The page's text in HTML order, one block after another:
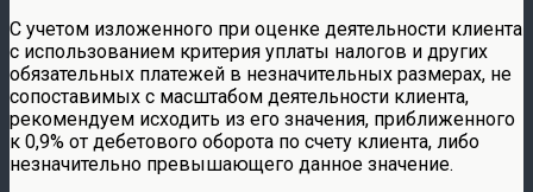
С учетом изложенного при оценке деятельности клиента
с использованием критерия уплаты налогов и других
обязательных платежей в незначительных размерах, не
сопоставимых с масштабом деятельности клиента,
рекомендуем исходить из его значения, приближенного
к 0,9% от дебетового оборота по счету клиента, либо
незначительно превышающего данное значение.